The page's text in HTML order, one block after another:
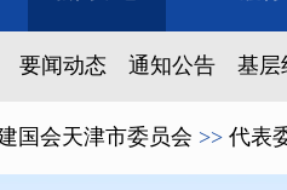
要闻动态 通知公告 基层
国会天津市委员会 >> 代表